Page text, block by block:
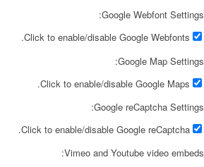
Google Webfont Settings:
Click to enable/disable Google Webfonts.
Google Map Settings:
Click to enable/disable Google Maps.
Google reCaptcha Settings:
Click to enable/disable Google reCaptcha.
Vimeo and Youtube video embeds: